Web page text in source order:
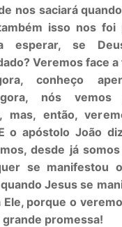
nos saciará
isso nos foi
esperar, se
Veremos face a
conheço
nós vemos
mas, então,
o apóstolo João
desde já
se manifestou
Jesus se
porque o
grande promessa!